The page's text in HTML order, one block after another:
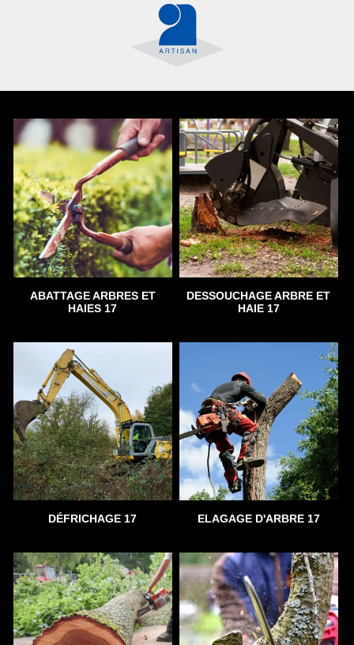
ABATTAGE ARBRES ET
HAIES 17
DESSOUCHAGE ARBRE ET
HAIE 17
DÉFRICHAGE 17 ELAGAGE D'ARBRE 17